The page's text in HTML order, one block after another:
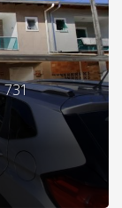
731